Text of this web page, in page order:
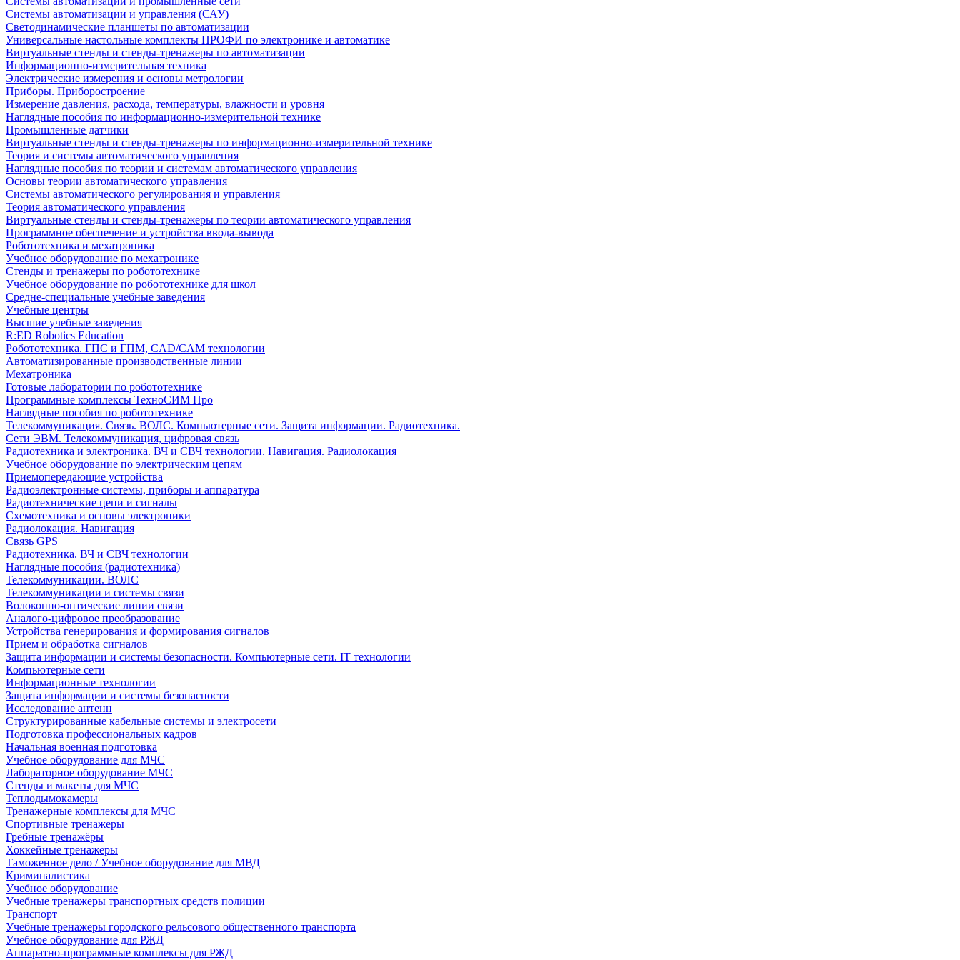
Системы автоматизации и управления (САУ)
Светодинамические планшеты по автоматизации
Универсальные настольные комплекты ПРОФИ по электронике и автоматике
Виртуальные стенды и стенды-тренажеры по автоматизации
Информационно-измерительная техника
Электрические измерения и основы метрологии
Приборы. Приборостроение
Измерение давления, расхода, температуры, влажности и уровня
Наглядные пособия по информационно-измерительной технике
Промышленные датчики
Виртуальные стенды и стенды-тренажеры по информационно-измерительной технике
Теория и системы автоматического управления
Наглядные пособия по теории и системам автоматического управления
Основы теории автоматического управления
Системы автоматического регулирования и управления
Теория автоматического управления
Виртуальные стенды и стенды-тренажеры по теории автоматического управления
Программное обеспечение и устройства ввода-вывода
Робототехника и мехатроника
Учебное оборудование по мехатронике
Стенды и тренажеры по робототехнике
Учебное оборудование по робототехнике для школ
Средне-специальные учебные заведения
Учебные центры
Высшие учебные заведения
R:ED Robotics Education
Робототехника. ГПС и ГПМ, CAD/CAM технологии
Автоматизированные производственные линии
Мехатроника
Готовые лаборатории по робототехнике
Программные комплексы ТехноСИМ Про
Наглядные пособия по робототехнике
Телекоммуникация. Связь. ВОЛС. Компьютерные сети. Защита информации. Радиотехника.
Сети ЭВМ. Телекоммуникация, цифровая связь
Радиотехника и электроника. ВЧ и СВЧ технологии. Навигация. Радиолокация
Учебное оборудование по электрическим цепям
Приемопередающие устройства
Радиоэлектронные системы, приборы и аппаратура
Радиотехнические цепи и сигналы
Схемотехника и основы электроники
Радиолокация. Навигация
Связь GPS
Радиотехника. ВЧ и СВЧ технологии
Наглядные пособия (радиотехника)
Телекоммуникации. ВОЛС
Телекоммуникации и системы связи
Волоконно-оптические линии связи
Аналого-цифровое преобразование
Устройства генерирования и формирования сигналов
Прием и обработка сигналов
Защита информации и системы безопасности. Компьютерные сети. IT технологии
Компьютерные сети
Информационные технологии
Защита информации и системы безопасности
Исследование антенн
Структурированные кабельные системы и электросети
Подготовка профессиональных кадров
Начальная военная подготовка
Учебное оборудование для МЧС
Лабораторное оборудование МЧС
Стенды и макеты для МЧС
Теплодымокамеры
Тренажерные комплексы для МЧС
Спортивные тренажеры
Гребные тренажёры
Хоккейные тренажеры
Таможенное дело / Учебное оборудование для МВД
Криминалистика
Учебное оборудование
Учебные тренажеры транспортных средств полиции
Транспорт
Учебные тренажеры городского рельсового общественного транспорта
Учебное оборудование для РЖД
Аппаратно-программные комплексы для РЖД